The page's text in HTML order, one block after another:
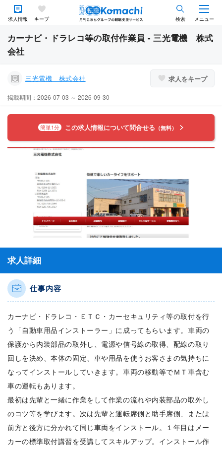
求人情報 キープ 検索 メニュー
カーナビ・ドラレコ等の取付作業員 - 三光電機 株式
会社
三光電機 株式会社 求人をキープ
掲載期間：2026-07-03 ～ 2026-09-30
簡単1分 この求人情報について問合せる （無料）
求人詳細
仕事内容
カーナビ・ドラレコ・ＥＴＣ・カーセキュリティ等の取付を行
う「自動車用品インストーラー」に成ってもらいます。車両の
保護から内装部品の取外し、電源や信号線の取得、配線の取り
回しを決め、本体の固定、車や用品を使うお客さまの気持ちに
なってインストールしていきます。車両の移動等でＭＴ車含む
車の運転もあります。
最初は先輩と一緒に作業をして作業の流れや内装部品の取外し
のコツ等を学びます。次は先輩と運転席側と助手席側、または
前方と後方に分かれて同じ車両をインストール。１年目はメー
カーの標準取付講習を受講してスキルアップ。インストール作